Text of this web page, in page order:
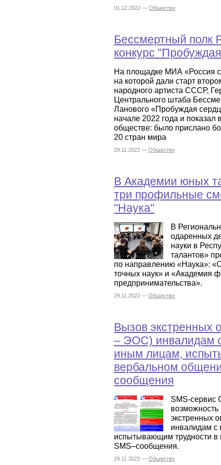
01.12.2022 — Общество
Бессмертный полк
конкурс
На площадке МИА «Россия
на которой дали старт
народного артиста СССР,
Центрального штаба
Ланового «Пробуждая
начале 2022 года и показал
обществе: было прислано
20 стран мира
29.11.2022 — Общество
В Академии юных
три профильные
"Наука"
В
одаренных
науки в
талантов»
по направлению «Наука»:
точных наук» и «Академия
предпринимательства».
29.11.2022 — Общество
Вызов экстренных
– ЭОС) инвалидам
иным лицам,
вербальном
сообщения
SMS-сервис
экстренных
инвалидам с
испытывающим трудности
SMS–сообщения.
29.11.2022 — Общество